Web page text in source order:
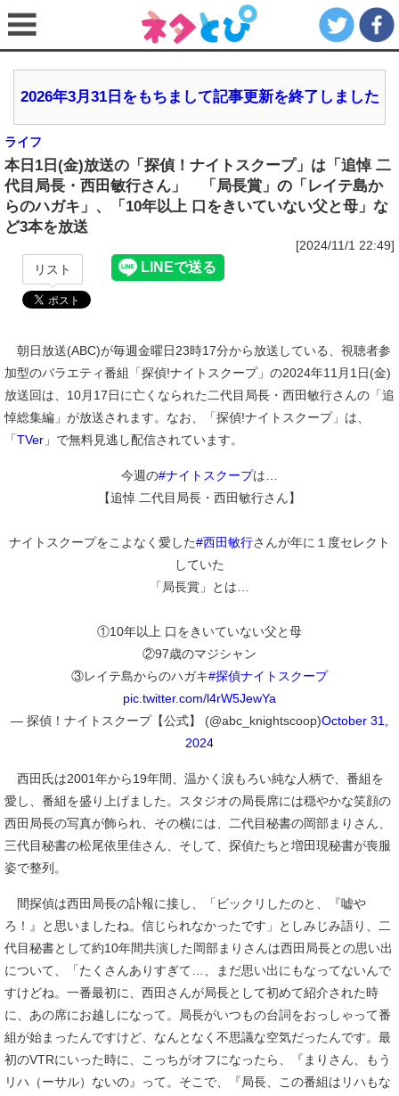
2026年3月31日をもちまして記事更新を終了しました
ライフ
本日1日(金)放送の「探偵！ナイトスクープ」は「追悼 二
代目局長・西田敏行さん」 「局長賞」の「レイテ島か
らのハガキ」、「10年以上 口をきいていない父と母」な
ど3本を放送
[2024/11/1 22:49]
リスト
朝日放送(ABC)が毎週金曜日23時17分から放送している、視聴者参
加型のバラエティ番組「探偵!ナイトスクープ」の2024年11月1日(金)
放送回は、10月17日に亡くなられた二代目局長・西田敏行さんの「追
悼総集編」が放送されます。なお、「探偵!ナイトスクープ」は、
「TVer 」で無料見逃し配信されています。
今週の#ナイトスクープは…
【追悼 二代目局長・西田敏行さん】
ナイトスクープをこよなく愛した#西田敏行さんが年に１度セレクト
していた
「局長賞」とは…
①10年以上 口をきいていない父と母
②97歳のマジシャン
③レイテ島からのハガキ#探偵ナイトスクープ
pic.twitter.com/l4rW5JewYa
— 探偵！ナイトスクープ【公式】 (@abc_knightscoop)October 31,
2024
西田氏は2001年から19年間、温かく涙もろい純な人柄で、番組を
愛し、番組を盛り上げました。スタジオの局長席には穏やかな笑顔の
西田局長の写真が飾られ、その横には、二代目秘書の岡部まりさん、
三代目秘書の松尾依里佳さん、そして、探偵たちと増田現秘書が喪服
姿で整列。
間探偵は西田局長の訃報に接し、「ビックリしたのと、『嘘や
ろ！』と思いましたね。信じられなかったです」としみじみ語り、二
代目秘書として約10年間共演した岡部まりさんは西田局長との思い出
について、「たくさんありすぎて…、まだ思い出にもなってないんで
すけどね。一番最初に、西田さんが局長として初めて紹介された時
に、あの席にお越しになって。局長がいつもの台詞をおっしゃって番
組が始まったんですけど、なんとなく不思議な空気だったんです。最
初のVTRにいった時に、こっちがオフになったら、『まりさん、もう
リハ（ーサル）ないの』って。そこで、『局長、この番組はリハもな